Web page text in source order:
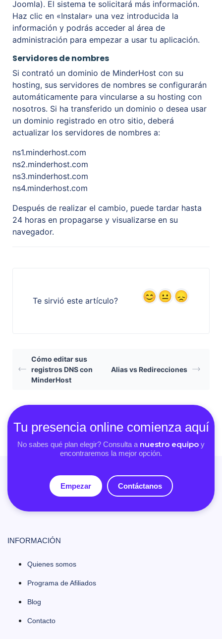
Joomla). El sistema te solicitará más información.
Haz clic en «Instalar» una vez introducida la
información y podrás acceder al área de
administración para empezar a usar tu aplicación.
Servidores de nombres
Si contrató un dominio de MinderHost con su
hosting, sus servidores de nombres se configurarán
automáticamente para vincularse a su hosting con
nosotros. Si ha transferido un dominio o desea usar
un dominio registrado en otro sitio, deberá
actualizar los servidores de nombres a:
ns1.minderhost.com
ns2.minderhost.com
ns3.minderhost.com
ns4.minderhost.com
Después de realizar el cambio, puede tardar hasta
24 horas en propagarse y visualizarse en su
navegador.
Te sirvió este artículo?
Cómo editar sus
registros DNS con
MinderHost
Alias vs Redirecciones
Tu presencia online comienza aquí
No sabes qué plan elegir? Consulta a nuestro equipo y
encontraremos la mejor opción.
Empezar Contáctanos
INFORMACIÓN
Quienes somos
Programa de Afiliados
Blog
Contacto